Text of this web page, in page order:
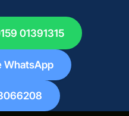
01391315
WhatsApp